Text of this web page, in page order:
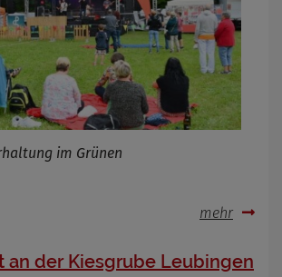
im Grünen
mehr
an der Kiesgrube Leubingen